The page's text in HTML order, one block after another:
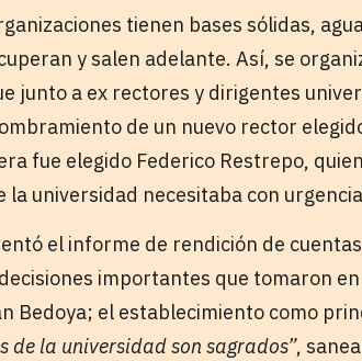
tienen bases sólidas,
y salen adelante. Así, se
junto a ex rectores y dirigentes
de un nuevo rector
fue elegido Federico Restrepo,
universidad necesitaba con
el informe de rendición de
importantes que tomaron
Bedoya; el establecimiento como
de la universidad son sagrados”,